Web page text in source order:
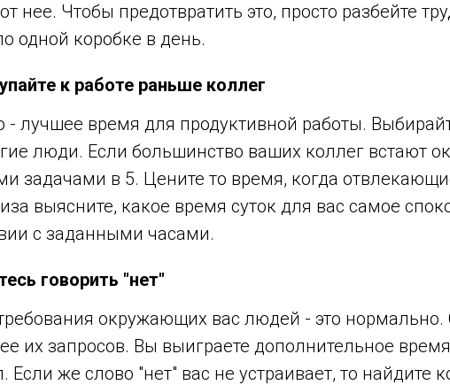
нее. Чтобы предотвратить это, просто разбейте
одной коробке в день.
к работе раньше коллег
- лучшее время для продуктивной работы.
люди. Если большинство ваших коллег встают
задачами в 5. Цените то время, когда
выясните, какое время суток для вас самое
с заданными часами.
говорить "нет"
окружающих вас людей - это
их запросов. Вы выиграете дополнительное
Если же слово "нет" вас не устраивает, то найдите